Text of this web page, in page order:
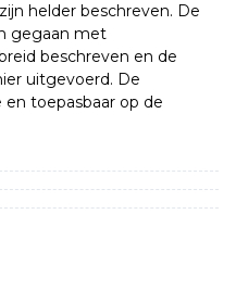
helder beschreven. De
gegaan met
beschreven en de
uitgevoerd. De
en toepasbaar op de